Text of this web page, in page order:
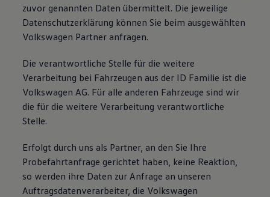
zuvor genannten Daten übermittelt. Die jeweilige
Datenschutzerklärung können Sie beim ausgewählten
Volkswagen Partner anfragen.
Die verantwortliche Stelle für die weitere
Verarbeitung bei Fahrzeugen aus der ID Familie ist die
Volkswagen AG. Für alle anderen Fahrzeuge sind wir
die für die weitere Verarbeitung verantwortliche
Stelle.
Erfolgt durch uns als Partner, an den Sie Ihre
Probefahrtanfrage gerichtet haben, keine Reaktion,
so werden ihre Daten zur Anfrage an unseren
Auftragsdatenverarbeiter, die Volkswagen